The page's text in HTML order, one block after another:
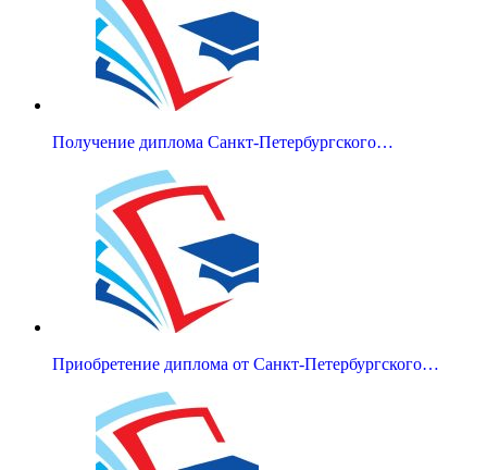
Получение диплома Санкт-Петербургского…
Приобретение диплома от Санкт-Петербургского…